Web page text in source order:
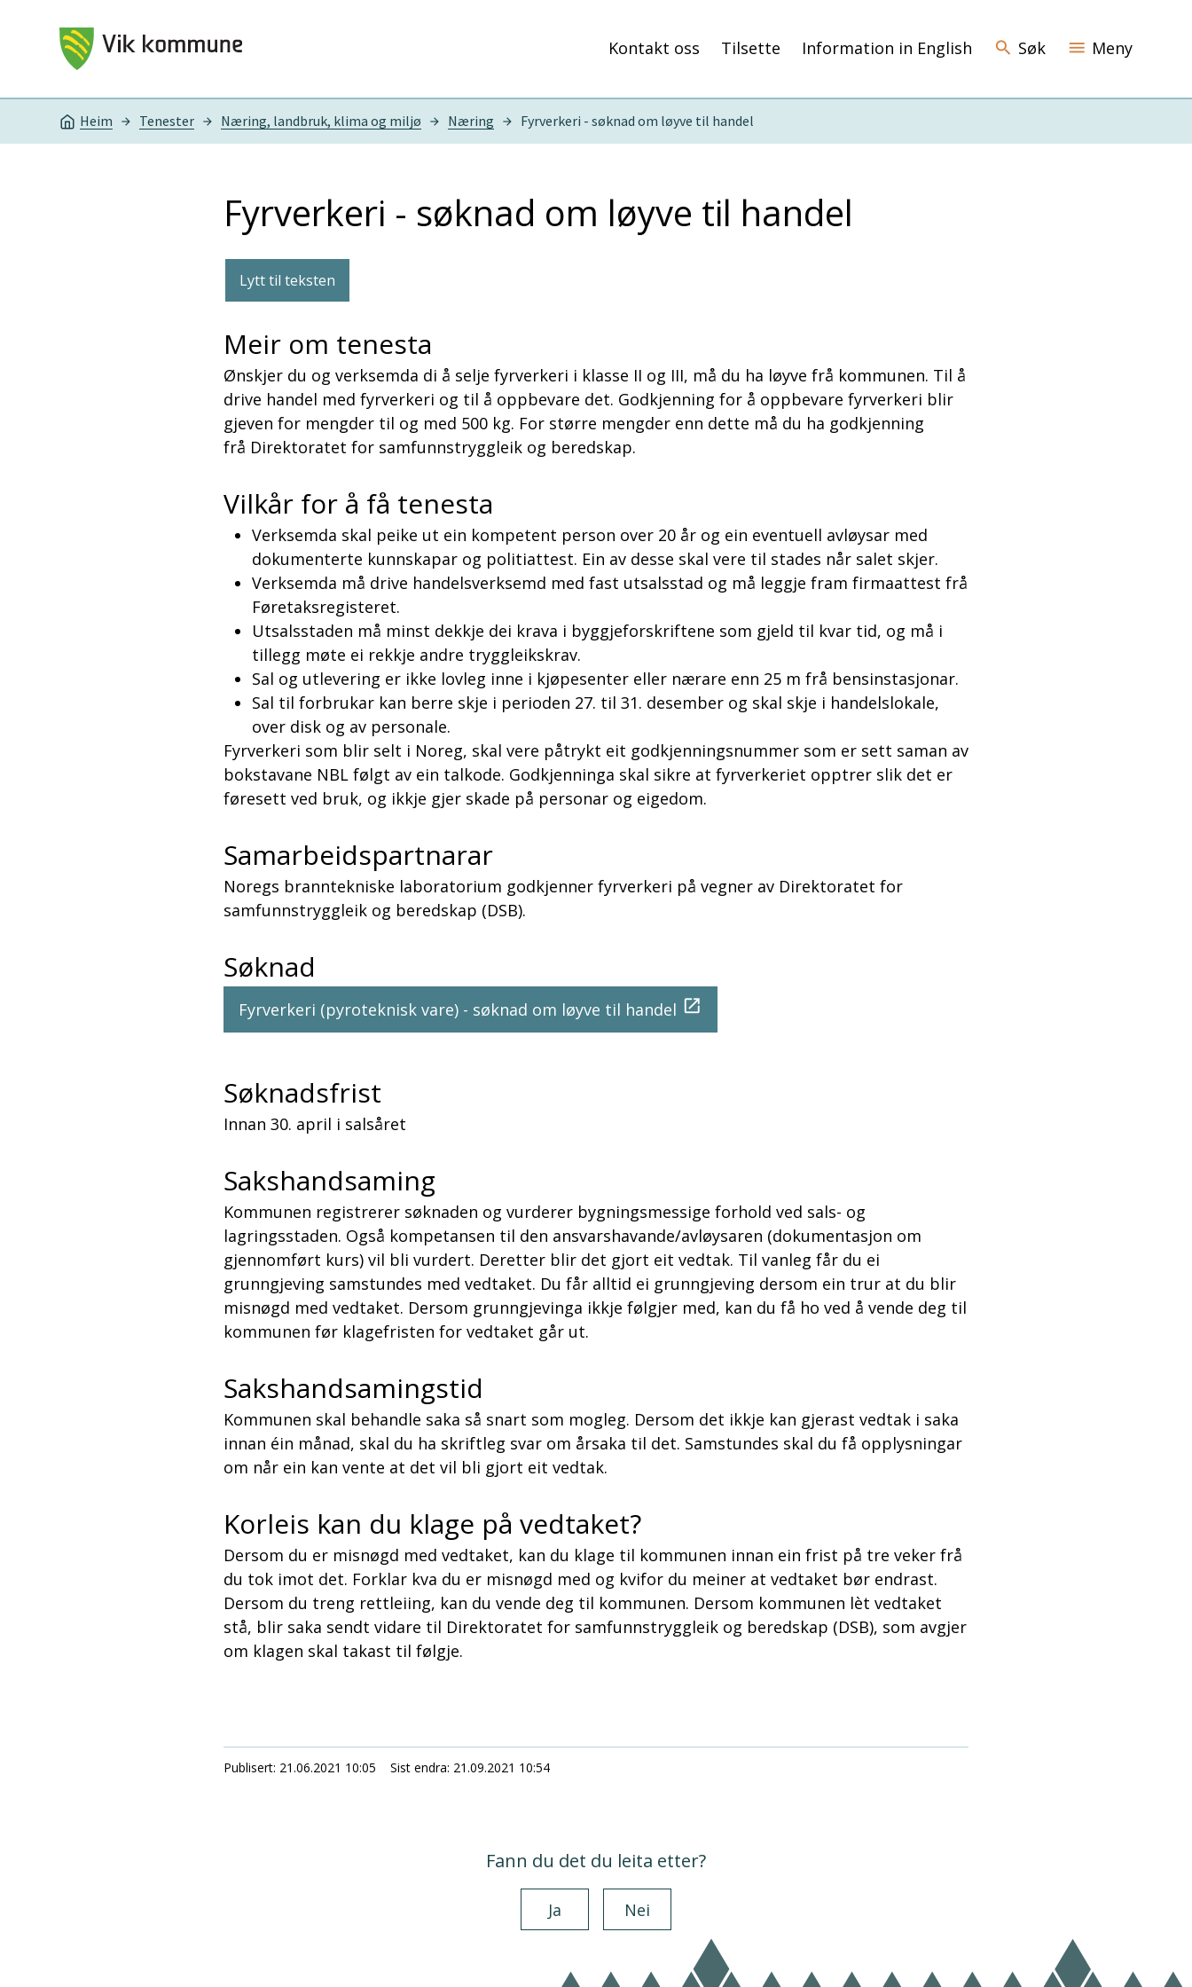
Vik kommune Kontakt oss Tilsette Information in English Søk Meny
Du er her:
Heim Tenester Næring, landbruk, klima og miljø Næring Fyrverkeri - søknad om løyve til handel
Fyrverkeri - søknad om løyve til handel
Lytt til teksten
Meir om tenesta
Ønskjer du og verksemda di å selje fyrverkeri i klasse II og III, må du ha løyve frå kommunen. Til å
drive handel med fyrverkeri og til å oppbevare det. Godkjenning for å oppbevare fyrverkeri blir
gjeven for mengder til og med 500 kg. For større mengder enn dette må du ha godkjenning
frå Direktoratet for samfunnstryggleik og beredskap.
Vilkår for å få tenesta
Verksemda skal peike ut ein kompetent person over 20 år og ein eventuell avløysar med
dokumenterte kunnskapar og politiattest. Ein av desse skal vere til stades når salet skjer.
Verksemda må drive handelsverksemd med fast utsalsstad og må leggje fram firmaattest frå
Føretaksregisteret.
Utsalsstaden må minst dekkje dei krava i byggjeforskriftene som gjeld til kvar tid, og må i
tillegg møte ei rekkje andre tryggleikskrav.
Sal og utlevering er ikke lovleg inne i kjøpesenter eller nærare enn 25 m frå bensinstasjonar.
Sal til forbrukar kan berre skje i perioden 27. til 31. desember og skal skje i handelslokale,
over disk og av personale.
Fyrverkeri som blir selt i Noreg, skal vere påtrykt eit godkjenningsnummer som er sett saman av
bokstavane NBL følgt av ein talkode. Godkjenninga skal sikre at fyrverkeriet opptrer slik det er
føresett ved bruk, og ikkje gjer skade på personar og eigedom.
Samarbeidspartnarar
Noregs branntekniske laboratorium godkjenner fyrverkeri på vegner av Direktoratet for
samfunnstryggleik og beredskap (DSB).
Søknad
Fyrverkeri (pyroteknisk vare) - søknad om løyve til handel
Søknadsfrist
Innan 30. april i salsåret
Sakshandsaming
Kommunen registrerer søknaden og vurderer bygningsmessige forhold ved sals- og
lagringsstaden. Også kompetansen til den ansvarshavande/avløysaren (dokumentasjon om
gjennomført kurs) vil bli vurdert. Deretter blir det gjort eit vedtak. Til vanleg får du ei
grunngjeving samstundes med vedtaket. Du får alltid ei grunngjeving dersom ein trur at du blir
misnøgd med vedtaket. Dersom grunngjevinga ikkje følgjer med, kan du få ho ved å vende deg til
kommunen før klagefristen for vedtaket går ut.
Sakshandsamingstid
Kommunen skal behandle saka så snart som mogleg. Dersom det ikkje kan gjerast vedtak i saka
innan éin månad, skal du ha skriftleg svar om årsaka til det. Samstundes skal du få opplysningar
om når ein kan vente at det vil bli gjort eit vedtak.
Korleis kan du klage på vedtaket?
Dersom du er misnøgd med vedtaket, kan du klage til kommunen innan ein frist på tre veker frå
du tok imot det. Forklar kva du er misnøgd med og kvifor du meiner at vedtaket bør endrast.
Dersom du treng rettleiing, kan du vende deg til kommunen. Dersom kommunen lèt vedtaket
stå, blir saka sendt vidare til Direktoratet for samfunnstryggleik og beredskap (DSB), som avgjer
om klagen skal takast til følgje.
Publisert 21.06.2021 10:05 Sist endra 21.09.2021 10:54
Fann du det du leita etter?
Ja Nei